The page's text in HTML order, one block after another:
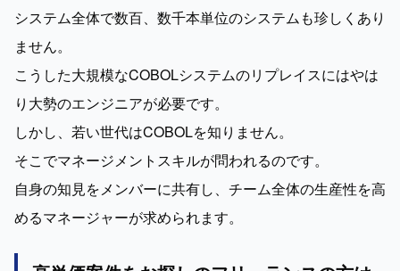
システム全体で数百、数千本単位のシステムも珍しくあり
ません。
こうした大規模なCOBOLシステムのリプレイスにはやは
り大勢のエンジニアが必要です。
しかし、若い世代はCOBOLを知りません。
そこでマネージメントスキルが問われるのです。
自身の知見をメンバーに共有し、チーム全体の生産性を高
めるマネージャーが求められます。